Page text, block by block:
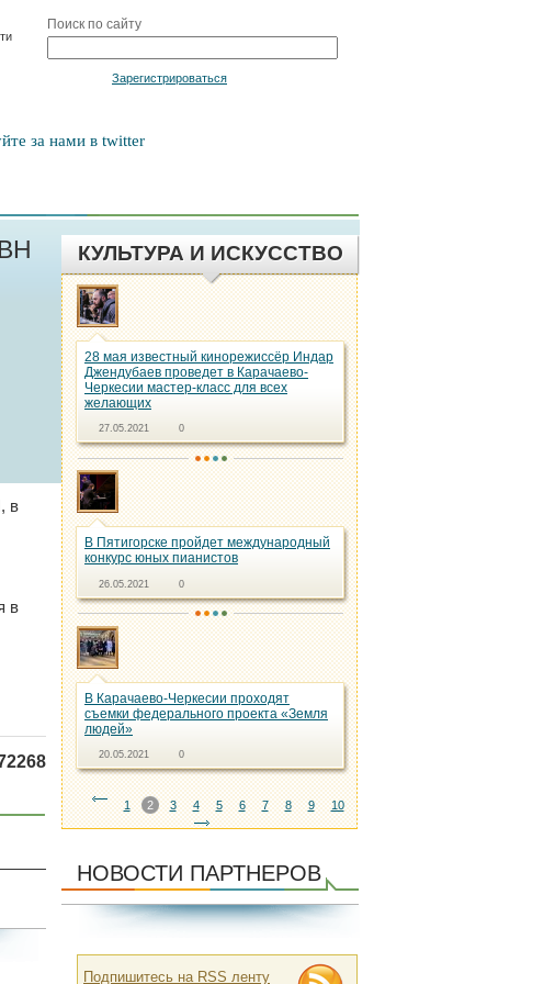
Поиск по сайту
Зарегистрироваться
за нами в twitter
в
в
КУЛЬТУРА И ИСКУССТВО
28 мая известный кинорежиссёр Индар
Джендубаев проведет в Карачаево-
Черкесии мастер-класс для всех
желающих
27.05.2021 0
В Пятигорске пройдет международный
конкурс юных пианистов
26.05.2021 0
В Карачаево-Черкесии проходят
съемки федерального проекта «Земля
людей»
20.05.2021 0
1 2 3 4 5 6 7 8 9 10
НОВОСТИ ПАРТНЕРОВ
Подпишитесь на RSS ленту